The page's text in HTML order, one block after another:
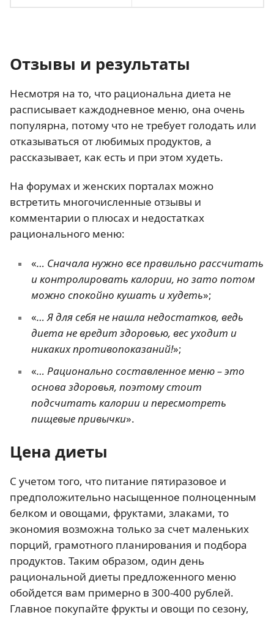
Отзывы и результаты
Несмотря на то, что рациональна диета не
расписывает каждодневное меню, она очень
популярна, потому что не требует голодать или
отказываться от любимых продуктов, а
рассказывает, как есть и при этом худеть.
На форумах и женских порталах можно
встретить многочисленные отзывы и
комментарии о плюсах и недостатках
рационального меню:
«… Сначала нужно все правильно рассчитать
и контролировать калории, но зато потом
можно спокойно кушать и худеть»;
«… Я для себя не нашла недостатков, ведь
диета не вредит здоровью, вес уходит и
никаких противопоказаний!»;
«… Рационально составленное меню – это
основа здоровья, поэтому стоит
подсчитать калории и пересмотреть
пищевые привычки».
Цена диеты
С учетом того, что питание пятиразовое и
предположительно насыщенное полноценным
белком и овощами, фруктами, злаками, то
экономия возможна только за счет маленьких
порций, грамотного планирования и подбора
продуктов. Таким образом, один день
рациональной диеты предложенного меню
обойдется вам примерно в 300-400 рублей.
Главное покупайте фрукты и овощи по сезону,